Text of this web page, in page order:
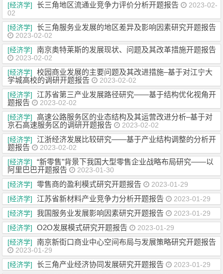
[经济学]
长三角地区流通业竞争力评价分析开题报告
2023-02-
02
[经济学]
长三角服务业发展的地区差异及影响因素研究开题报告
2023-02-02
[经济学]
南京奥特莱斯的发展现状、问题及其改革措施开题报告
2023-02-02
[经济学]
校园商业发展的主要问题及其改进措施–基于对江宁大
学城高校的调研开题报告
2023-02-02
[经济学]
江苏省第三产业发展路径研究——基于结构优化视角开
题报告
2023-02-02
[经济学]
高速公路服务区的业态结构及其运营改进分析–基于对
京石高速服务区的调研开题报告
2023-02-02
[经济学]
江浙经济发展比较研究——基于产业结构调整的分析开
题报告
2023-02-02
[经济学]
“新零售”背景下我国大型零售企业战略布局研究——以
阿里巴巴开题报告
2023-01-30
[经济学]
零售商的盈利模式研究开题报告
2023-01-29
[经济学]
江苏省新材料产业竞争力分析开题报告
2023-01-29
[经济学]
我国服务业发展影响因素研究开题报告
2023-01-29
[经济学]
O2O发展模式研究开题报告
2023-01-29
[经济学]
南京新街口商业中心空间布局与发展策略研究开题报告
2023-01-29
[经济学]
长三角产业经济协同发展研究开题报告
2023-01-29